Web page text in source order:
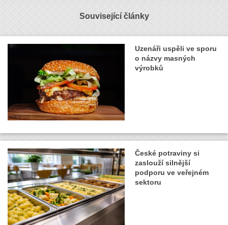
Související články
Uzenáři uspěli ve sporu
o názvy masných
výrobků
České potraviny si
zaslouží silnější
podporu ve veřejném
sektoru